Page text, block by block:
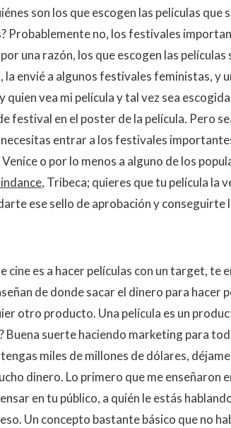
son los que escogen las películas que
Probablemente no, los festivales
una razón, los que escogen las películas
la envié a algunos festivales feministas, y
vea mi película y tal vez sea
festival en el poster de la película. Pero
entrar a los festivales
o por lo menos a alguno de los
, Tribeca; quieres que tu película la
ese sello de aprobación y conseguirte
cine es a hacer películas con un target, te
de donde sacar el dinero para hacer
otro producto. Una película es un
Buena suerte haciendo marketing para
miles de millones de dólares,
dinero. Lo primero que me enseñaron
en tu público, a quién le estás
Un concepto bastante básico que no